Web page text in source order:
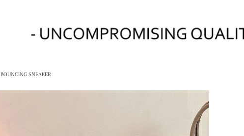
BOUNCING SNEAKER